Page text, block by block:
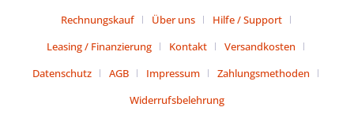
Rechnungskauf Über uns
Hilfe / Support
Leasing / Finanzierung
Kontakt
Versandkosten
Datenschutz
AGB Impressum
Zahlungsmethoden
Widerrufsbelehrung